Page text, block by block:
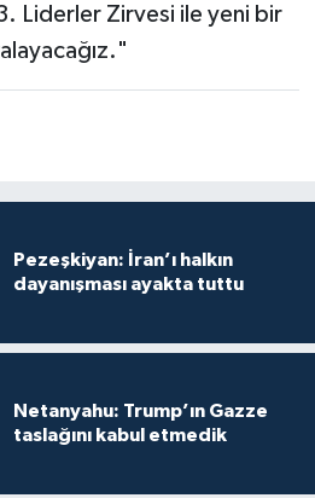
Liderler Zirvesi ile yeni bir
Pezeşkiyan: İran’ı halkın
dayanışması ayakta tuttu
Netanyahu: Trump’ın Gazze
taslağını kabul etmedik